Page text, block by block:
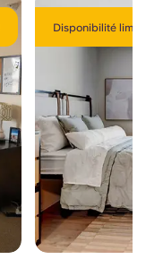
Disponibilité